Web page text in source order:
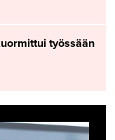
työssään